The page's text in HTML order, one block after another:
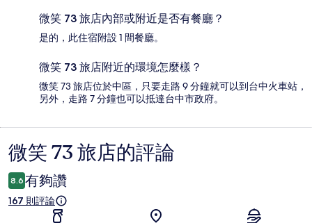
微笑 73 旅店內部或附近是否有餐廳？
是的，此住宿附設 1 間餐廳。
微笑 73 旅店附近的環境怎麼樣？
微笑 73 旅店位於中區，只要走路 9 分鐘就可以到台中火車站，
另外，走路 7 分鐘也可以抵達台中市政府。
評
論
微笑 73 旅店的評論
8.6 有夠讚
167 則評論